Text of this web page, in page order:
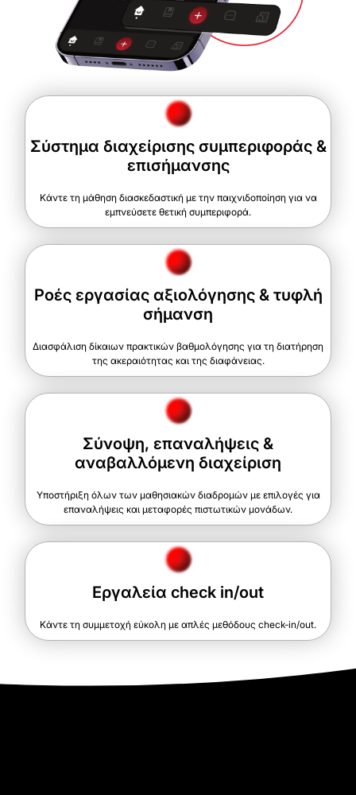
Σύστημα διαχείρισης συμπεριφοράς &
επισήμανσης
Κάντε τη μάθηση διασκεδαστική με την παιχνιδοποίηση για να
εμπνεύσετε θετική συμπεριφορά.
Ροές εργασίας αξιολόγησης & τυφλή
σήμανση
Διασφάλιση δίκαιων πρακτικών βαθμολόγησης για τη διατήρηση
της ακεραιότητας και της διαφάνειας.
Σύνοψη, επαναλήψεις &
αναβαλλόμενη διαχείριση
Υποστήριξη όλων των μαθησιακών διαδρομών με επιλογές για
επαναλήψεις και μεταφορές πιστωτικών μονάδων.
Εργαλεία check in/out
Κάντε τη συμμετοχή εύκολη με απλές μεθόδους check-in/out.